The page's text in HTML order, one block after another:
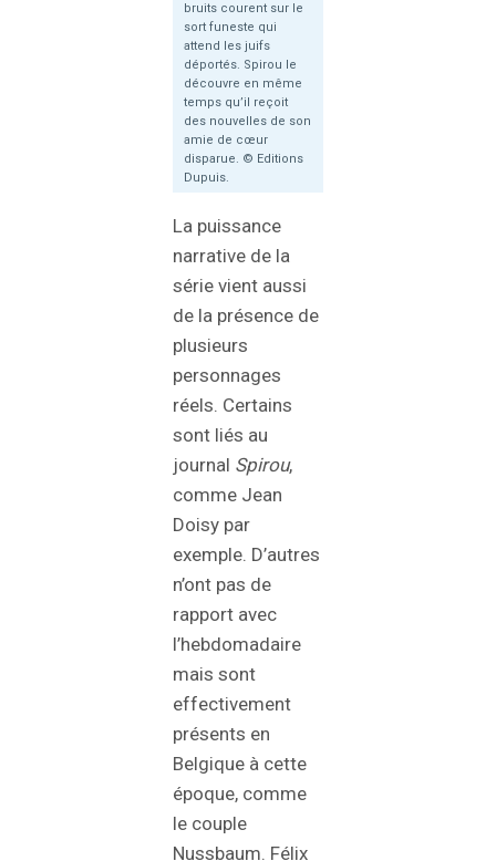
bruits courent sur le
sort funeste qui
attend les juifs
déportés. Spirou le
découvre en même
temps qu’il reçoit
des nouvelles de son
amie de cœur
disparue. © Editions
Dupuis.
La puissance
narrative de la
série vient aussi
de la présence de
plusieurs
personnages
réels. Certains
sont liés au
journal Spirou,
comme Jean
Doisy par
exemple. D’autres
n’ont pas de
rapport avec
l’hebdomadaire
mais sont
effectivement
présents en
Belgique à cette
époque, comme
le couple
Nussbaum. Félix